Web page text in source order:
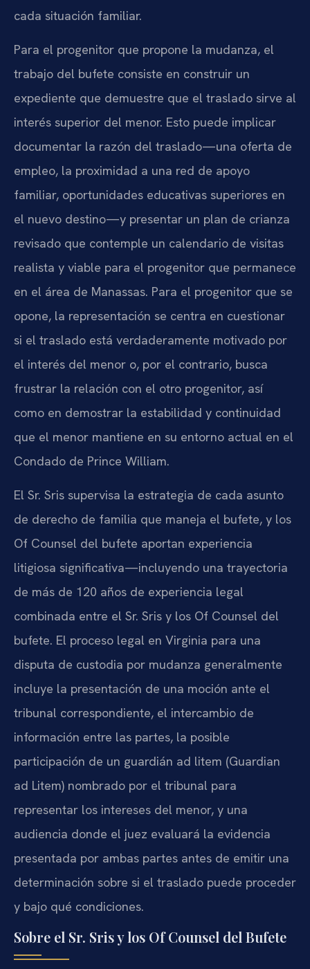
cada situación familiar.
Para el progenitor que propone la mudanza, el
trabajo del bufete consiste en construir un
expediente que demuestre que el traslado sirve al
interés superior del menor. Esto puede implicar
documentar la razón del traslado—una oferta de
empleo, la proximidad a una red de apoyo
familiar, oportunidades educativas superiores en
el nuevo destino—y presentar un plan de crianza
revisado que contemple un calendario de visitas
realista y viable para el progenitor que permanece
en el área de Manassas. Para el progenitor que se
opone, la representación se centra en cuestionar
si el traslado está verdaderamente motivado por
el interés del menor o, por el contrario, busca
frustrar la relación con el otro progenitor, así
como en demostrar la estabilidad y continuidad
que el menor mantiene en su entorno actual en el
Condado de Prince William.
El Sr. Sris supervisa la estrategia de cada asunto
de derecho de familia que maneja el bufete, y los
Of Counsel del bufete aportan experiencia
litigiosa significativa—incluyendo una trayectoria
de más de 120 años de experiencia legal
combinada entre el Sr. Sris y los Of Counsel del
bufete. El proceso legal en Virginia para una
disputa de custodia por mudanza generalmente
incluye la presentación de una moción ante el
tribunal correspondiente, el intercambio de
información entre las partes, la posible
participación de un guardián ad litem (Guardian
ad Litem) nombrado por el tribunal para
representar los intereses del menor, y una
audiencia donde el juez evaluará la evidencia
presentada por ambas partes antes de emitir una
determinación sobre si el traslado puede proceder
y bajo qué condiciones.
Sobre el Sr. Sris y los Of Counsel del Bufete